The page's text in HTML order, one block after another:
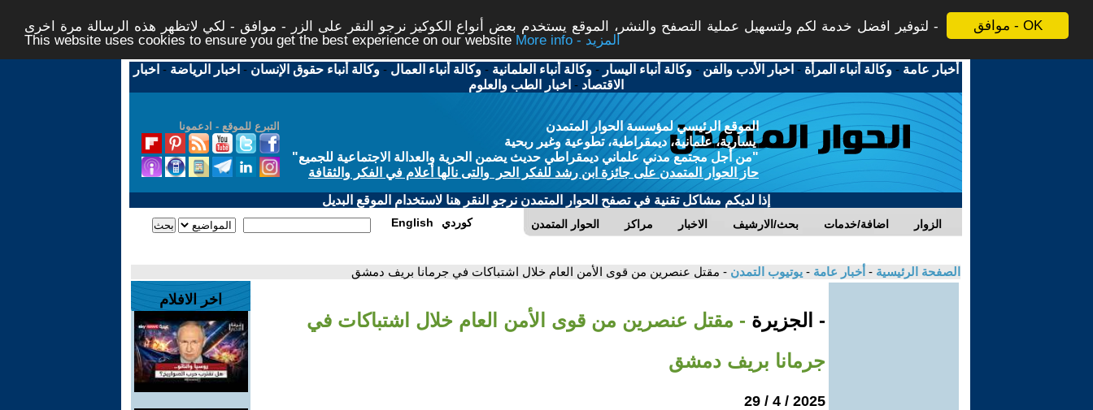
موافق - OK
لتوفير افضل خدمة لكم ولتسهيل عملية التصفح والنشر، الموقع يستخدم بعض أنواع الكوكيز نرجو النقر على الزر - موافق - لكي لاتظهر هذه الرسالة مرة اخرى -
This website uses cookies to ensure you get the best experience on our website
More info - المزيد
أخبار عامة -وكالة أنباء المرأة - اخبار الأدب والفن -وكالة أنباء اليسار -وكالة أنباء العلمانية -وكالة أنباء العمال -وكالة أنباء حقوق الإنسان - اخبار الرياضة - اخبار
الاقتصاد - اخبار الطب والعلوم
التبرع للموقع - ادعمونا
الموقع الرئيسي لمؤسسة الحوار المتمدن
يسارية، علمانية، ديمقراطية، تطوعية وغير ربحية
"من أجل مجتمع مدني علماني ديمقراطي حديث يضمن الحرية والعدالة الاجتماعية للجميع"
حاز الحوار المتمدن على جائزة ابن رشد للفكر الحر والتى نالها أعلام في الفكر والثقافة
إذا لديكم مشاكل تقنية في تصفح الحوار المتمدن نرجو النقر هنا لاستخدام الموقع البديل
الحوار المتمدن مراكز الاخبار بحث/الارشيف اضافة/خدمات الزوار English كوردي
الصفحة الرئيسية - أخبار عامة - يوتيوب التمدن - مقتل عنصرين من قوى الأمن العام خلال اشتباكات في جرمانا بريف دمشق
- الجزيرة - مقتل عنصرين من قوى الأمن العام خلال اشتباكات في
جرمانا بريف دمشق
2025 / 4 / 29
اخر الافلام